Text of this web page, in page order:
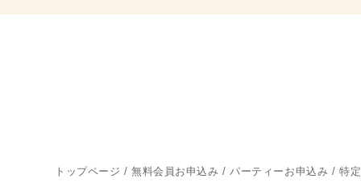
トップページ /無料会員お申込み /パーティーお申込み / 特